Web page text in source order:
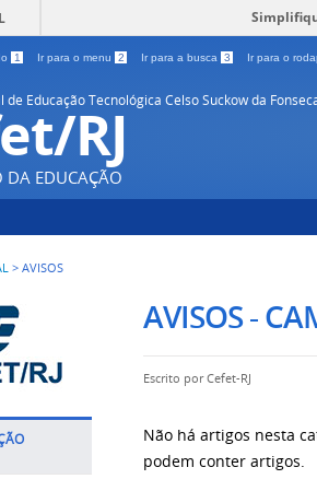
1 Ir para o menu 2 Ir para a busca 3 Ir para o
de Educação Tecnológica Celso Suckow da
RJ
DA EDUCAÇÃO
> AVISOS
AVISOS -
Escrito porCefet-RJ
Não há artigos nesta
podem conter artigos.